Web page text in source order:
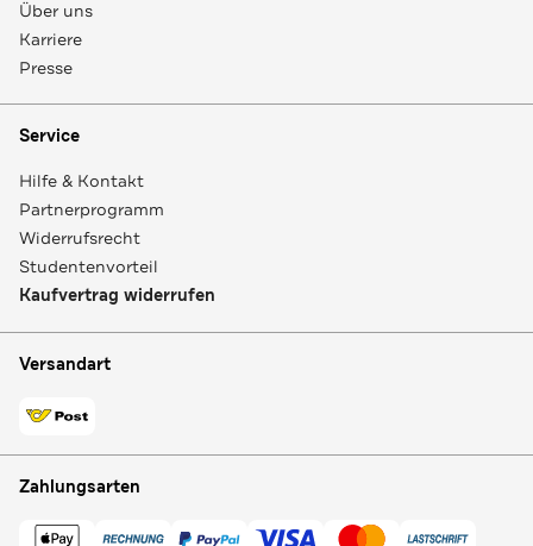
Über uns
Karriere
Presse
Service
Hilfe & Kontakt
Partnerprogramm
Widerrufsrecht
Studentenvorteil
Kaufvertrag widerrufen
Versandart
Zahlungsarten